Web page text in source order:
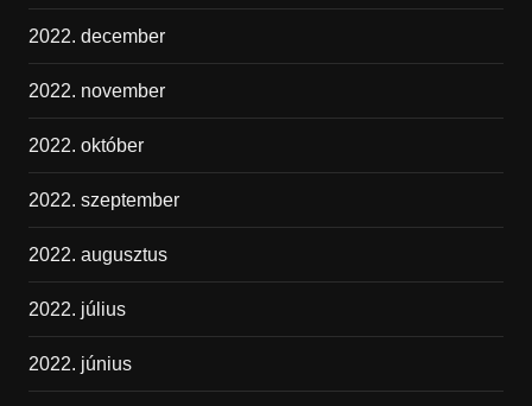
2022. december
2022. november
2022. október
2022. szeptember
2022. augusztus
2022. július
2022. június